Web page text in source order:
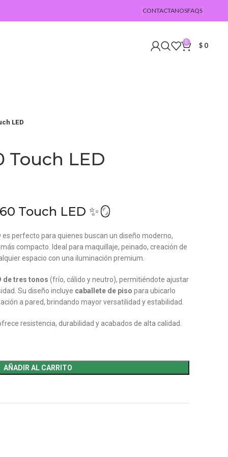
CONTACTANOSFAQS
0 $ 0
LED
Touch LED
Touch LED ✨🪞
es perfecto para quienes buscan un diseño moderno,
compacto. Ideal para maquillaje, peinado, creación de
espacio con una iluminación premium.
de tres tonos (frío, cálido y neutro), permitiéndote ajustar
Su diseño incluye caballete de piso para ubicarlo
a pared, brindando mayor versatilidad y estabilidad.
resistencia, durabilidad y acabados de alta calidad.
AÑADIR AL CARRITO